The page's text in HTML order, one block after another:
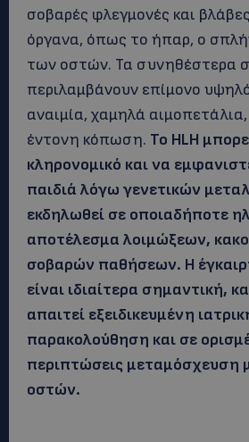
σοβαρές φλεγμονές και
όργανα, όπως το ήπαρ, ο
των οστών. Τα συνηθέστερα
περιλαμβάνουν επίμονο
αναιμία, χαμηλά
έντονη κόπωση. Το HLH
κληρονομικό και να
παιδιά λόγω γενετικών
εκδηλωθεί σε οποιαδήποτε
αποτέλεσμα λοιμώξεων,
σοβαρών παθήσεων. Η
είναι ιδιαίτερα σημαντική,
απαιτεί εξειδικευμένη
παρακολούθηση και σε
περιπτώσεις μεταμόσχευση
οστών.